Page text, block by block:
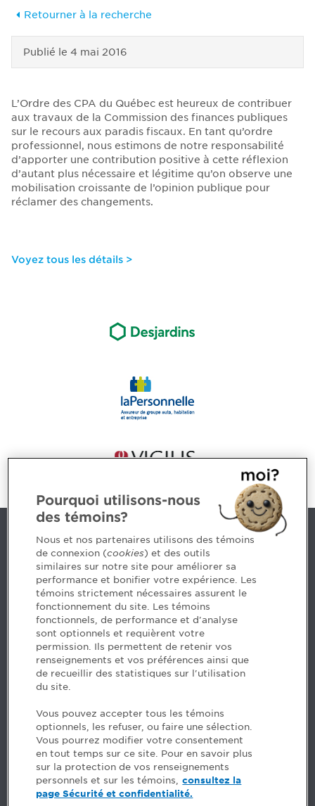
Retourner à la recherche
Publié le 4 mai 2016
L’Ordre des CPA du Québec est heureux de contribuer
aux travaux de la Commission des finances publiques
sur le recours aux paradis fiscaux. En tant qu’ordre
professionnel, nous estimons de notre responsabilité
d’apporter une contribution positive à cette réflexion
d’autant plus nécessaire et légitime qu’on observe une
mobilisation croissante de l’opinion publique pour
réclamer des changements.
Voyez tous les détails >
Nous joindre
5, Place Ville Marie, bureau 800, Montréal (Québec)
H3B 2G2
www.cpaquebec.ca
Des questions? Faites appel à notre équipe >
Envie de mettre de l’Ordre dans votre carrière? Voyez
les postes disponibles >
Facebook - Devenir CPA
Instagram
LinkedIn - CPA
LinkedIn - 20 minutes CPA
LinkedIn - Emploi CPA
TikTok
Pourquoi utilisons-nous
des témoins?
Nous et nos partenaires utilisons des témoins
de connexion (cookies) et des outils
similaires sur notre site pour améliorer sa
performance et bonifier votre expérience. Les
témoins strictement nécessaires assurent le
fonctionnement du site. Les témoins
fonctionnels, de performance et d'analyse
sont optionnels et requièrent votre
permission. Ils permettent de retenir vos
renseignements et vos préférences ainsi que
de recueillir des statistiques sur l'utilisation
du site.
Vous pouvez accepter tous les témoins
optionnels, les refuser, ou faire une sélection.
Vous pourrez modifier votre consentement
en tout temps sur ce site. Pour en savoir plus
sur la protection de vos renseignements
personnels et sur les témoins, consultez la
page Sécurité et confidentialité.